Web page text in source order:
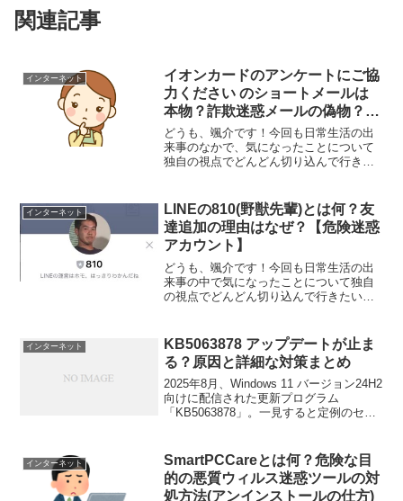
関連記事
インターネット
イオンカードのアンケートにご協
力ください のショートメールは
本物？詐欺迷惑メールの偽物？
【SMS】
どうも、颯介です！今回も日常生活の出
来事のなかで、気になったことについて
独自の視点でどんどん切り込んで行きた
は、『イオンカードのアンケートにご協
力ください』と、URLをク...
インターネット
LINEの810(野獣先輩)とは何？友
達追加の理由はなぜ？【危険迷惑
アカウント】
どうも、颯介です！今回も日常生活の出
来事の中で気になったことについて独自
の視点でどんどん切り込んで行きたいと
LINEで急になぜか「810」という名前の
アカウントがが追加さ...
インターネット
KB5063878 アップデートが止ま
る？原因と詳細な対策まとめ
2025年8月、Windows 11 バージョン24H2
向けに配信された更新プログラム
「KB5063878」。一見すると定例のセキ
理の効率化に直結する改良が多数盛り込
ま...
インターネット
SmartPCCareとは何？危険な目
的の悪質ウィルス迷惑ツールの対
処方法(アンインストールの仕方)